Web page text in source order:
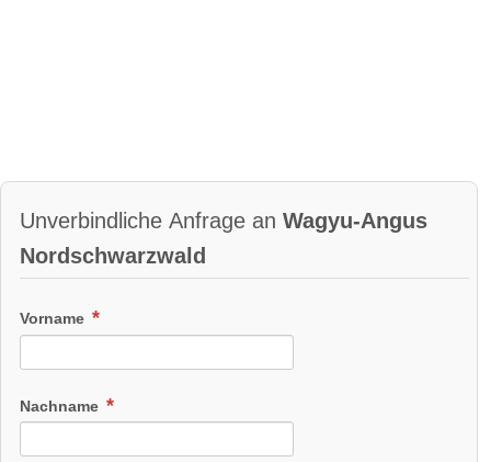
Unverbindliche Anfrage an Wagyu-Angus
Nordschwarzwald
Vorname
Nachname